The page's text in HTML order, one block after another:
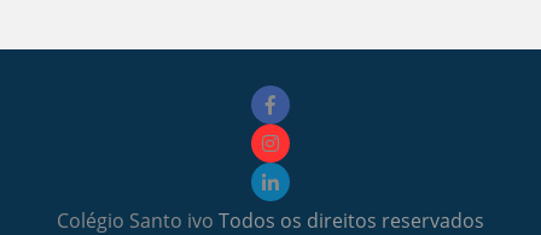
Colégio Santo ivo Todos os direitos reservados